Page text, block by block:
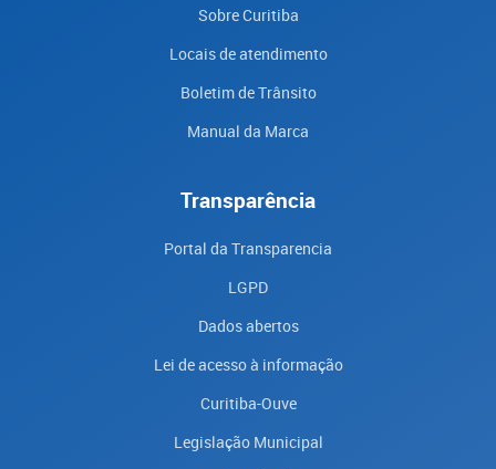
Sobre Curitiba
Locais de atendimento
Boletim de Trânsito
Manual da Marca
Transparência
Portal da Transparencia
LGPD
Dados abertos
Lei de acesso à informação
Curitiba-Ouve
Legislação Municipal